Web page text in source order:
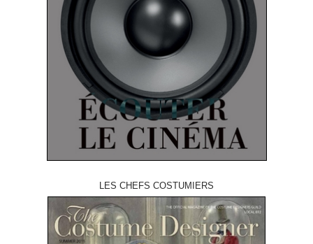
LES CHEFS COSTUMIERS